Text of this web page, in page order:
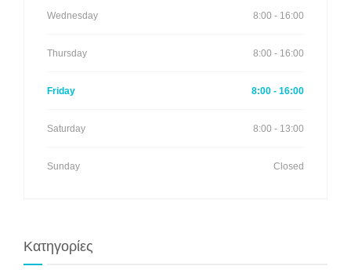
Wednesday 8:00 - 16:00
Thursday 8:00 - 16:00
Friday 8:00 - 16:00
Saturday 8:00 - 13:00
Sunday Closed
Kατηγορίες